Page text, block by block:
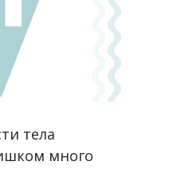
тела
много